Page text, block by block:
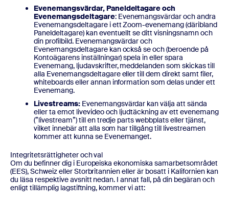
Evenemangsvärdar, Paneldeltagare och
Evenemangsdeltagare: Evenemangsvärdar och andra
Evenemangsdeltagare i ett Zoom-evenemang (däribland
Paneldeltagare) kan eventuellt se ditt visningsnamn och
din profilbild. Evenemangsvärdar och
Evenemangsdeltagare kan också se och (beroende på
Kontoägarens inställningar) spela in eller spara
Evenemang, ljudavskrifter, meddelanden som skickas till
alla Evenemangsdeltagare eller till dem direkt samt filer,
whiteboards eller annan information som delas under ett
Evenemang.
Livestreams: Evenemangsvärdar kan välja att sända
eller ta emot livevideo och ljudtäckning av ett evenemang
(”livestream”) till en tredje parts webbplats eller tjänst,
vilket innebär att alla som har tillgång till livestreamen
kommer att kunna se Evenemanget.
Integritetsrättigheter och val
Om du befinner dig i Europeiska ekonomiska samarbetsområdet
(EES), Schweiz eller Storbritannien eller är bosatt i Kalifornien kan
du läsa respektive avsnitt nedan. I annat fall, på din begäran och
enligt tillämplig lagstiftning, kommer vi att: